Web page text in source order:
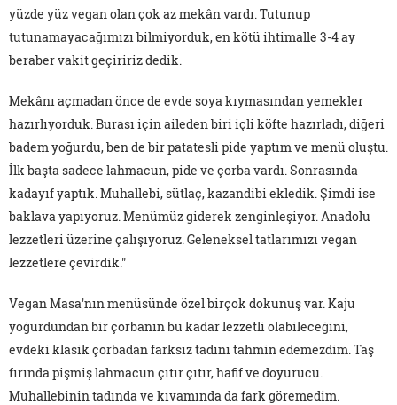
yüzde yüz vegan olan çok az mekân vardı. Tutunup
tutunamayacağımızı bilmiyorduk, en kötü ihtimalle 3-4 ay
beraber vakit geçiririz dedik.
Mekânı açmadan önce de evde soya kıymasından yemekler
hazırlıyorduk. Burası için aileden biri içli köfte hazırladı, diğeri
badem yoğurdu, ben de bir patatesli pide yaptım ve menü oluştu.
İlk başta sadece lahmacun, pide ve çorba vardı. Sonrasında
kadayıf yaptık. Muhallebi, sütlaç, kazandibi ekledik. Şimdi ise
baklava yapıyoruz. Menümüz giderek zenginleşiyor. Anadolu
lezzetleri üzerine çalışıyoruz. Geleneksel tatlarımızı vegan
lezzetlere çevirdik."
Vegan Masa'nın menüsünde özel birçok dokunuş var. Kaju
yoğurdundan bir çorbanın bu kadar lezzetli olabileceğini,
evdeki klasik çorbadan farksız tadını tahmin edemezdim. Taş
fırında pişmiş lahmacun çıtır çıtır, hafif ve doyurucu.
Muhallebinin tadında ve kıvamında da fark göremedim.